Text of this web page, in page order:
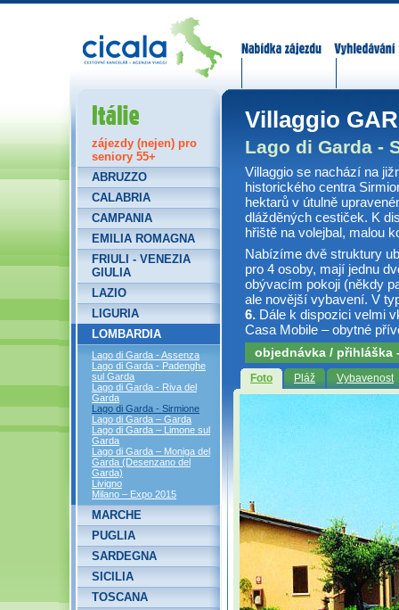
Villaggio
Lago di Garda -
Villaggio se nachází na
historického centra
hektarů v útulně
dlážděných cestiček. K
hřiště na volejbal, malou
Nabízíme dvě struktury
pro 4 osoby, mají jednu
obývacím pokoji (někdy
ale novější vybavení. V
6. Dále k dispozici velmi
Casa Mobile – obytné
objednávka / přihláška
Foto Pláž Vybavenost
Itálie
zájezdy (nejen) pro
seniory 55+
ABRUZZO
CALABRIA
CAMPANIA
EMILIA ROMAGNA
FRIULI - VENEZIA
GIULIA
LAZIO
LIGURIA
LOMBARDIA
Lago di Garda - Assenza
Lago di Garda - Padenghe
sul Garda
Lago di Garda - Riva del
Garda
Lago di Garda - Sirmione
Lago di Garda – Garda
Lago di Garda – Limone sul
Garda
Lago di Garda – Moniga del
Garda (Desenzano del
Garda)
Livigno
Milano – Expo 2015
MARCHE
PUGLIA
SARDEGNA
SICILIA
TOSCANA